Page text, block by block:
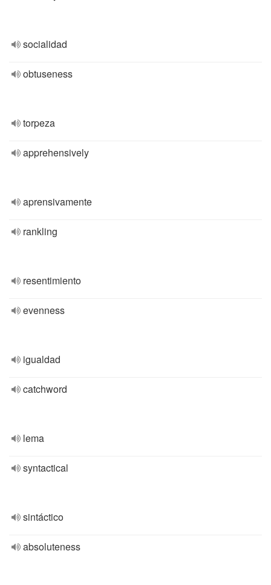
socialidad
obtuseness
torpeza
apprehensively
aprensivamente
rankling
resentimiento
evenness
igualdad
catchword
lema
syntactical
sintáctico
absoluteness